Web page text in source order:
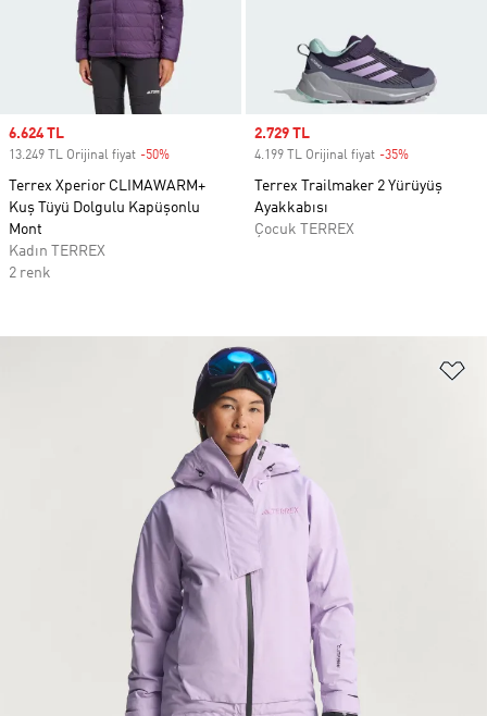
Sale price
6.624 TL
13.249 TL Orijinal fiyat -50%
Terrex Xperior CLIMAWARM+
Kuş Tüyü Dolgulu Kapüşonlu
Mont
Kadın TERREX
2 renk
Sale price
2.729 TL
4.199 TL Orijinal fiyat -35%
Terrex Trailmaker 2 Yürüyüş
Ayakkabısı
Çocuk TERREX